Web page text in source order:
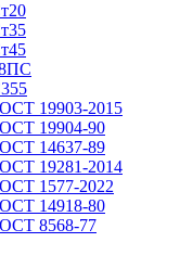
19903-2015
19904-90
14637-89
19281-2014
1577-2022
14918-80
8568-77